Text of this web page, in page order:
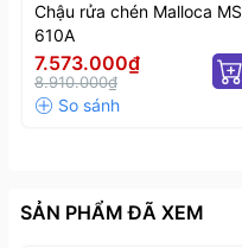
Chậu rửa chén Malloca MS
610A
7.573.000₫
8.910.000₫
SẢN PHẨM ĐÃ XEM